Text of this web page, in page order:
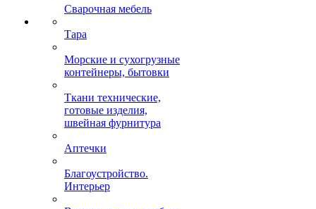
Сварочная мебель
Тара
Морские и сухогрузные
контейнеры, бытовки
Ткани технические,
готовые изделия,
швейная фурнитура
Аптечки
Благоустройство.
Интерьер